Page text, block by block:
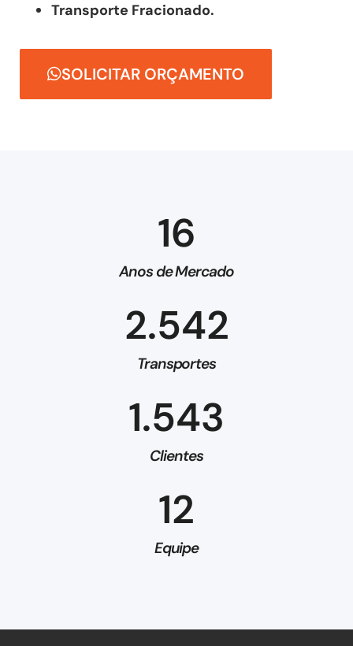
Transporte Fracionado.
SOLICITAR ORÇAMENTO
Anos de Mercado
16
Transportes
2.542
Clientes
1.543
Equipe
12